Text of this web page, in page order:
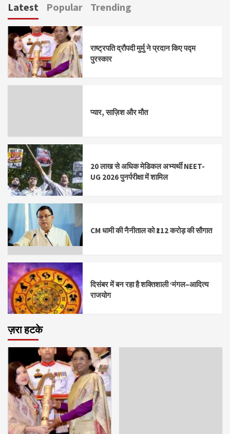
Latest Popular Trending
राष्ट्रपति द्रौपदी मुर्मु ने प्रदान किए पद्म
पुरस्कार
प्यार, साज़िश और मौत
20 लाख से अधिक मेडिकल अभ्यर्थी NEET-
UG 2026 पुनर्परीक्षा में शामिल
CM धामी की नैनीताल को ₹112 करोड़ की सौगात
दिसंबर में बन रहा है शक्तिशाली ‘मंगल–आदित्य
राजयोग
ज़रा हटके